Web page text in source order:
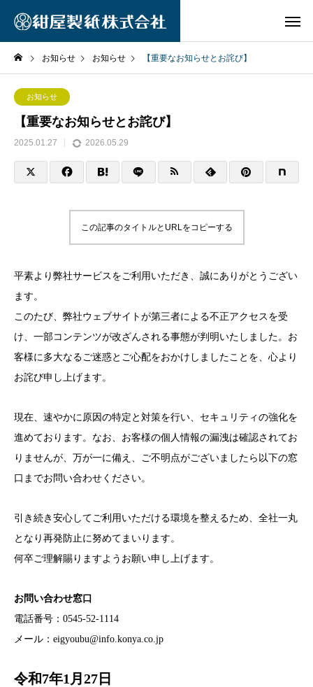
お知らせ お知らせ 【重要なお知らせとお詫び】
お知らせ
【重要なお知らせとお詫び】
2025.01.27 2026.05.29
この記事のタイトルとURLをコピーする
平素より弊社サービスをご利用いただき、誠にありがとうござい
ます。
このたび、弊社ウェブサイトが第三者による不正アクセスを受
け、一部コンテンツが改ざんされる事態が判明いたしました。お
客様に多大なるご迷惑とご心配をおかけしましたことを、心より
お詫び申し上げます。
現在、速やかに原因の特定と対策を行い、セキュリティの強化を
進めております。なお、お客様の個人情報の漏洩は確認されてお
りませんが、万が一に備え、ご不明点がございましたら以下の窓
口までお問い合わせください。
引き続き安心してご利用いただける環境を整えるため、全社一丸
となり再発防止に努めてまいります。
何卒ご理解賜りますようお願い申し上げます。
お問い合わせ窓口
電話番号：0545-52-1114
メール：eigyoubu@info.konya.co.jp
令和7年1月27日